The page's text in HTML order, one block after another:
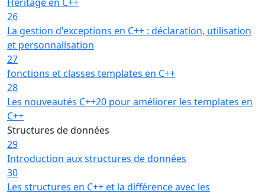
26
La gestion d'exceptions en C++ : déclaration, utilisation
et personnalisation
27
fonctions et classes templates en C++
28
Les nouveautés C++20 pour améliorer les templates en
C++
Structures de données
29
Introduction aux structures de données
30
Les structures en C++ et la différence avec les